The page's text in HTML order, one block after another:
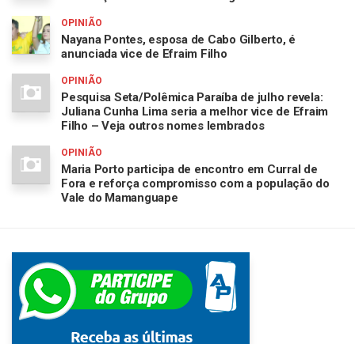
OPINIÃO
Nayana Pontes, esposa de Cabo Gilberto, é
anunciada vice de Efraim Filho
OPINIÃO
Pesquisa Seta/Polêmica Paraíba de julho revela:
Juliana Cunha Lima seria a melhor vice de Efraim
Filho – Veja outros nomes lembrados
OPINIÃO
Maria Porto participa de encontro em Curral de
Fora e reforça compromisso com a população do
Vale do Mamanguape